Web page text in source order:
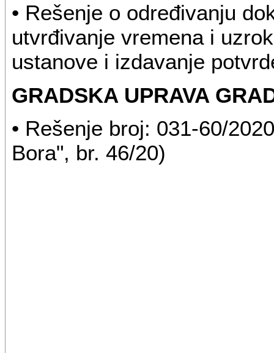
• Rešenje o određivanju
utvrđivanje vremena i
ustanove i izdavanje
GRADSKA UPRAVA
• Rešenje broj: 031-60/
Bora", br. 46/20)